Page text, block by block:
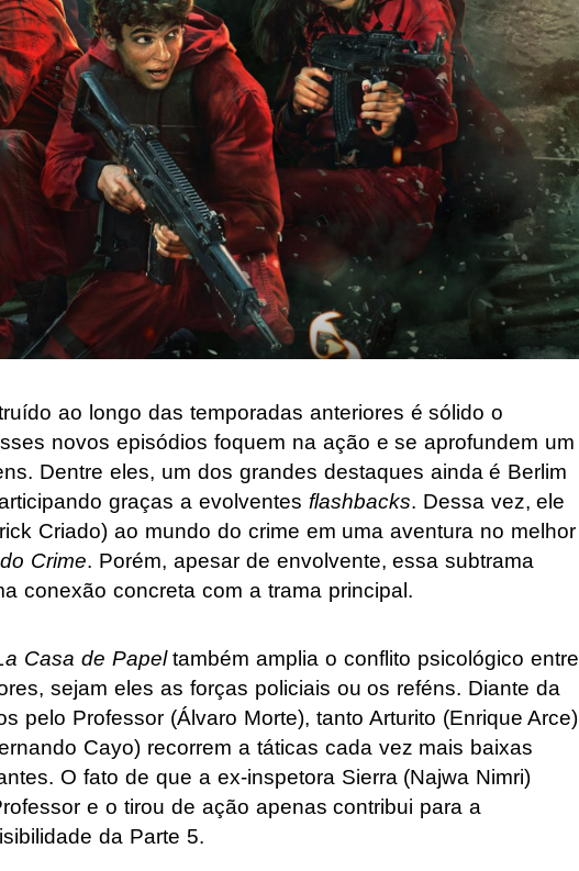
ao longo das temporadas anteriores é sólido o
novos episódios foquem na ação e se aprofundem um
Dentre eles, um dos grandes destaques ainda é Berlim
graças a evolventes flashbacks. Dessa vez, ele
Criado) ao mundo do crime em uma aventura no melhor
Crime. Porém, apesar de envolvente, essa subtrama
conexão concreta com a trama principal.
Casa de Papeltambém amplia o conflito psicológico entre
sejam eles as forças policiais ou os reféns. Diante da
pelo Professor (Álvaro Morte), tanto Arturito (Enrique Arce)
Cayo) recorrem a táticas cada vez mais baixas
O fato de que a ex-inspetora Sierra (Najwa Nimri)
e o tirou de ação apenas contribui para a
da Parte 5.